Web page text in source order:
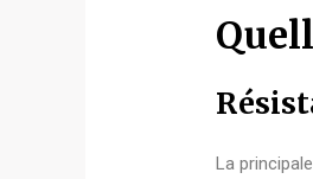
La